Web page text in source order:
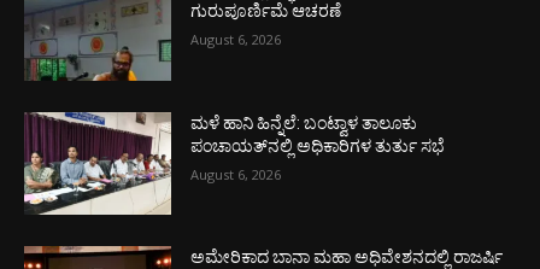
ಗುರುಪೂರ್ಣಿಮೆ ಆಚರಣೆ
August 6, 2026
ಮಳೆ ಹಾನಿ ಹಿನ್ನೆಲೆ: ಬಂಟ್ವಾಳ ತಾಲೂಕು
ಪಂಚಾಯತ್‌ನಲ್ಲಿ ಅಧಿಕಾರಿಗಳ ತುರ್ತು ಸಭೆ
August 6, 2026
ಅಮೇರಿಕಾದ ಬಾನಾ ಮಹಾ ಅಧಿವೇಶನದಲ್ಲಿ ರಾಜರ್ಷಿ